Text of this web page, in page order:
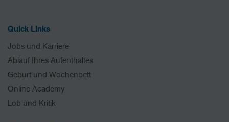
Quick Links
Jobs und Karriere
Ablauf Ihres Aufenthaltes
Geburt und Wochenbett
Online Academy
Lob und Kritik